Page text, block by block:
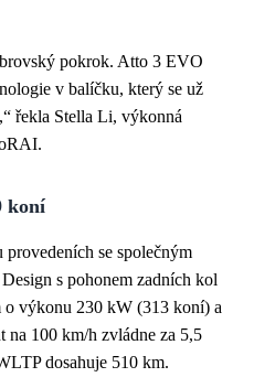
pokrok. Atto 3 EVO
v balíčku, který se už
řekla Stella Li, výkonná
koní
se společným
s pohonem zadních kol
o výkonu 230 kW (313 koní) a
na 100 km/h zvládne za 5,5
dosahuje 510 km.